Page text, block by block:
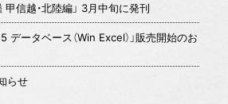
甲信越・北陸編」 3月中旬に発刊
データベース（Win Excel）」販売開始のお
らせ